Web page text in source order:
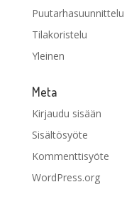
Puutarhasuunnittelu
Tilakoristelu
Yleinen
Meta
Kirjaudu sisään
Sisältösyöte
Kommenttisyöte
WordPress.org